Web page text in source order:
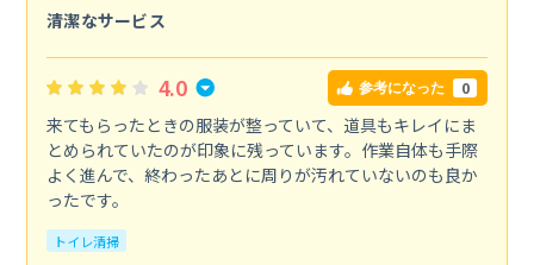
清潔なサービス
4.0 参考になった 0
来てもらったときの服装が整っていて、道具もキレイにま
とめられていたのが印象に残っています。作業自体も手際
よく進んで、終わったあとに周りが汚れていないのも良か
ったです。
トイレ清掃